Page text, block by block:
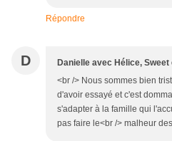
Répondre
D Danielle avec Hélice, Sweet
<br /> Nous sommes bien
d'avoir essayé et c'est
s'adapter à la famille qui
pas faire le<br /> malheur